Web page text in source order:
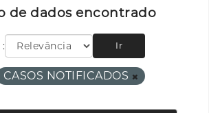
de dados encontrado
Ir
CASOS NOTIFICADOS